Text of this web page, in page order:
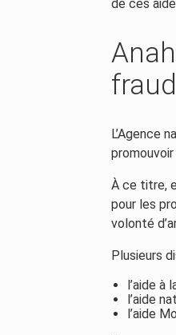
de ces
L’Agence
À ce titre,
pour les
volonté
Plusieurs
l’aide à
l’aide
l’aide